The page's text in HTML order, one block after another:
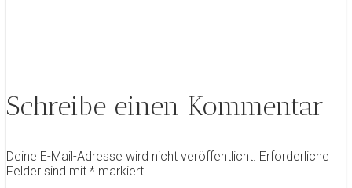
Schreibe einen Kommentar
Deine E-Mail-Adresse wird nicht veröffentlicht. Erforderliche
Felder sind mit * markiert